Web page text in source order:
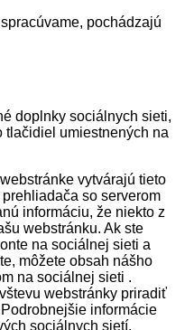
pochádzajú
doplnky sociálnych sieti,
tlačidiel umiestnených na
vytvárajú tieto
so serverom
informáciu, že niekto z
webstránku. Ak ste
na sociálnej sieti a
môžete obsah nášho
na sociálnej sieti .
webstránky priradiť
informácie
sociálnych sietí.